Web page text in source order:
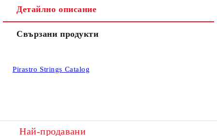
Детайлно описание
Свързани продукти
Pirastro Strings Catalog
Най-продавани